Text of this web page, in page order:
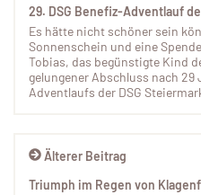
Älterer Beitrag
Triumph im Regen von
29. DSG Benefiz-Adventlauf
Es hätte nicht schöner sein
Sonnenschein und eine
Tobias, das begünstigte Kind
gelungener Abschluss nach 29
Adventlaufs der DSG